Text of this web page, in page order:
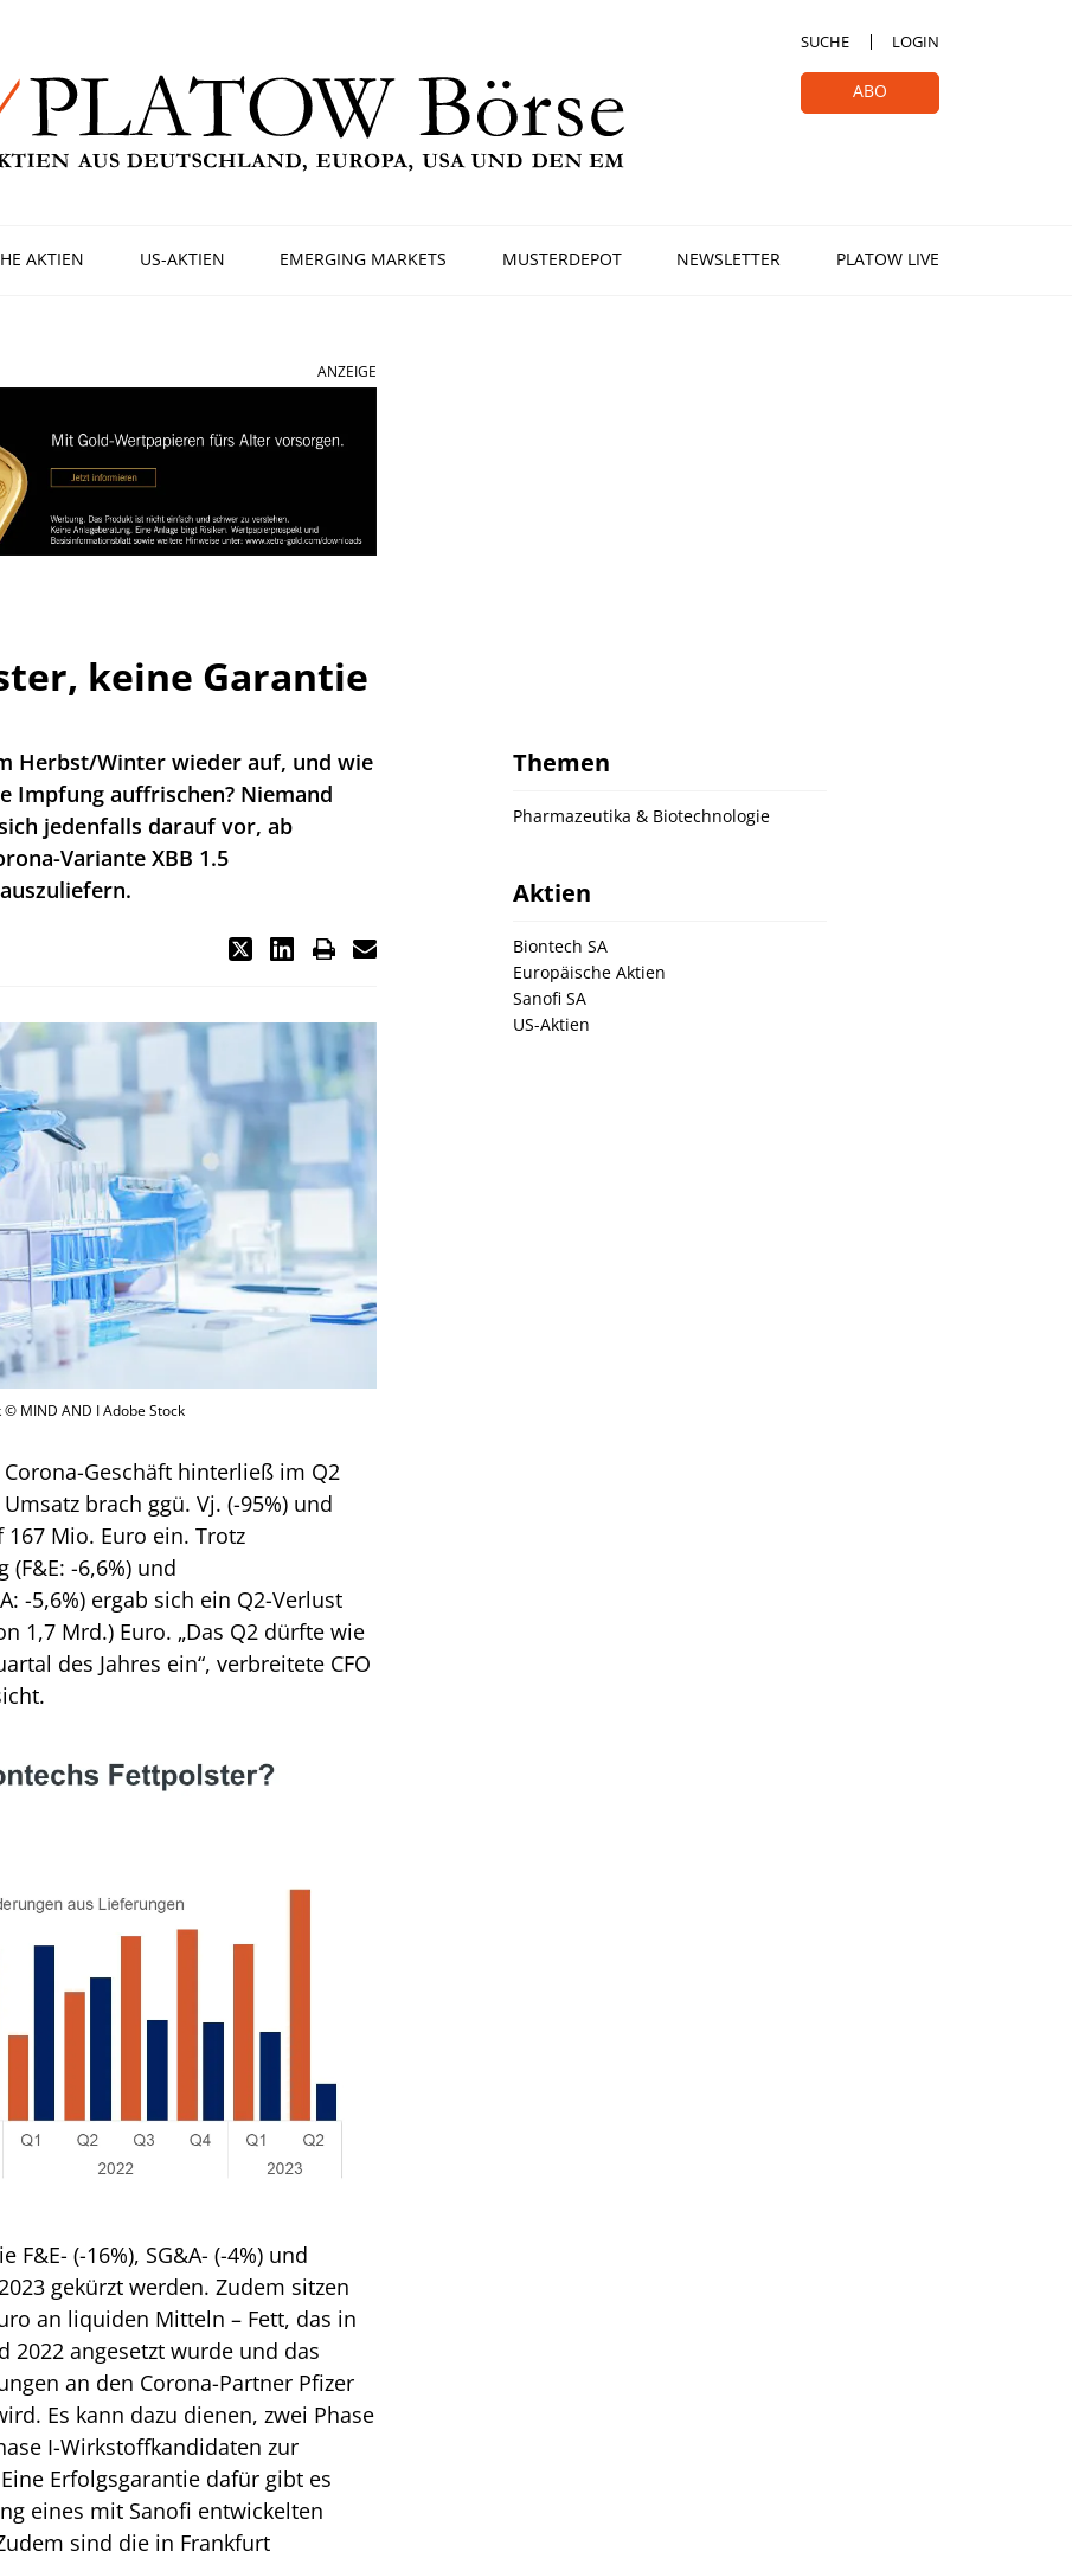
SUCHE LOGIN
ABO
AKTIEN US-AKTIEN EMERGING MARKETS MUSTERDEPOT NEWSLETTER
PLATOW LIVE
ANZEIGE
keine Garantie
Herbst/Winter wieder auf, und wie
Impfung auffrischen? Niemand
jedenfalls darauf vor, ab
Variante XBB 1.5
MIND AND I Adobe Stock
Geschäft hinterließ im Q2
brach ggü. Vj. (-95%) und
167 Mio. Euro ein. Trotz
-6,6%) und
-5,6%) ergab sich ein Q2-Verlust
1,7 Mrd.) Euro. „Das Q2 dürfte wie
des Jahres ein“, verbreitete CFO
(-16%), SG&A- (-4%) und
gekürzt werden. Zudem sitzen
an liquiden Mitteln – Fett, das in
2022 angesetzt wurde und das
an den Corona-Partner Pfizer
Es kann dazu dienen, zwei Phase
I-Wirkstoffkandidaten zur
Erfolgsgarantie dafür gibt es
eines mit Sanofi entwickelten
sind die in Frankfurt
Themen
Pharmazeutika & Biotechnologie
Aktien
Biontech SA
Europäische Aktien
Sanofi SA
US-Aktien